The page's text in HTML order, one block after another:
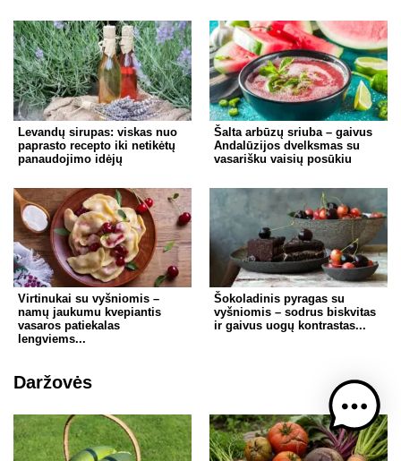
Levandų sirupas: viskas nuo
paprasto recepto iki netikėtų
panaudojimo idėjų
Šalta arbūzų sriuba – gaivus
Andalūzijos dvelksmas su
vasarišku vaisių posūkiu
Virtinukai su vyšniomis –
namų jaukumu kvepiantis
vasaros patiekalas
lengviems...
Šokoladinis pyragas su
vyšniomis – sodrus biskvitas
ir gaivus uogų kontrastas...
Daržovės